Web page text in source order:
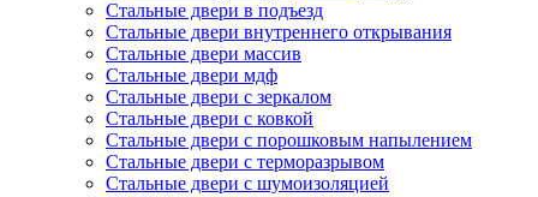
Стальные двери в подъезд
Стальные двери внутреннего открывания
Стальные двери массив
Стальные двери мдф
Стальные двери с зеркалом
Стальные двери с ковкой
Стальные двери с порошковым напылением
Стальные двери с терморазрывом
Стальные двери с шумоизоляцией